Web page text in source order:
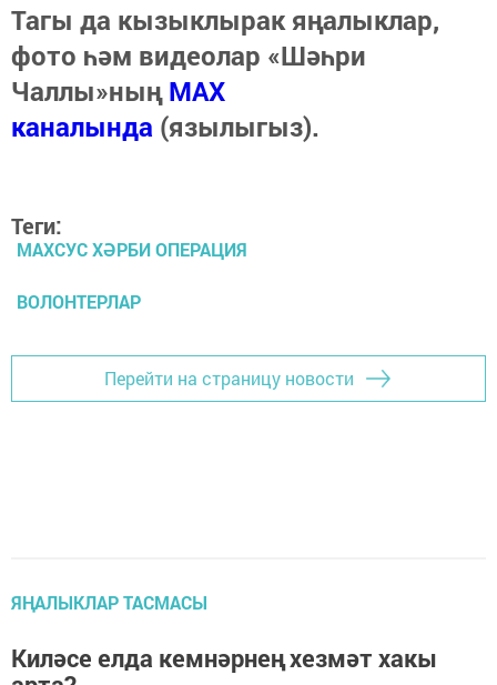
Тагы да кызыклырак яңалыклар,
фото һәм видеолар «Шәһри
Чаллы»ныңMAX
каналында (язылыгыз).
Теги:
МАХСУС ХӘРБИ ОПЕРАЦИЯ
ВОЛОНТЕРЛАР
Перейти на страницу новости
ЯҢАЛЫКЛАР ТАСМАСЫ
Киләсе елда кемнәрнең хезмәт хакы